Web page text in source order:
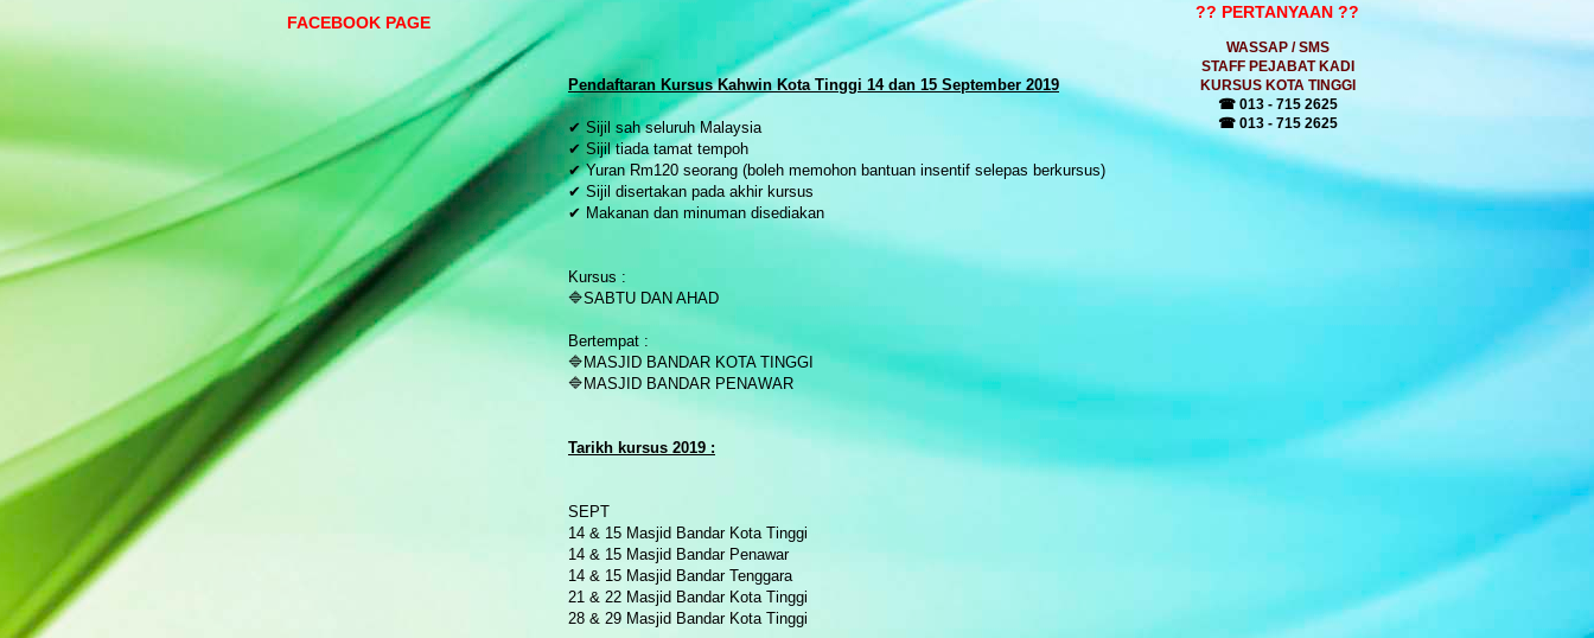
Pendaftaran Kursus Kahwin Kota Tinggi 14 dan 15 September 2019
✔ Sijil sah seluruh Malaysia
✔ Sijil tiada tamat tempoh
✔ Yuran Rm120 seorang (boleh memohon bantuan insentif selepas berkursus)
✔ Sijil disertakan pada akhir kursus
✔ Makanan dan minuman disediakan
Kursus :
🔷SABTU DAN AHAD
Bertempat :
🔷MASJID BANDAR KOTA TINGGI
🔷MASJID BANDAR PENAWAR
Tarikh kursus 2019 :
SEPT
14 & 15 Masjid Bandar Kota Tinggi
14 & 15 Masjid Bandar Penawar
14 & 15 Masjid Bandar Tenggara
21 & 22 Masjid Bandar Kota Tinggi
28 & 29 Masjid Bandar Kota Tinggi
FACEBOOK PAGE
?? PERTANYAAN ??
WASSAP / SMS
STAFF PEJABAT KADI
KURSUS KOTA TINGGI
☎ 013 - 715 2625
☎ 013 - 715 2625